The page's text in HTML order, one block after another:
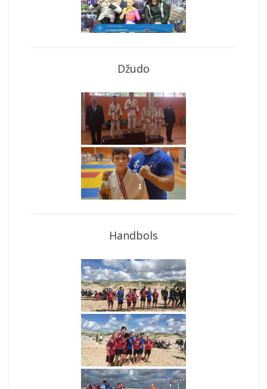
Džudo
Handbols